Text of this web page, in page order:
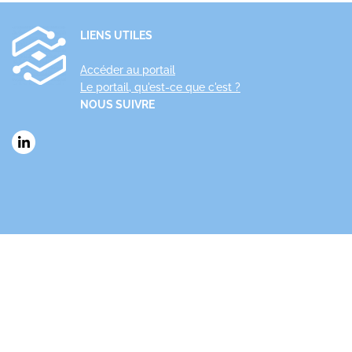
LIENS UTILES
Accéder au portail
Le portail, qu'est-ce que c'est ?
NOUS SUIVRE